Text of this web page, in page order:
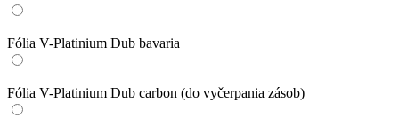
Fólia V-Platinium Dub bavaria
Fólia V-Platinium Dub carbon (do vyčerpania zásob)